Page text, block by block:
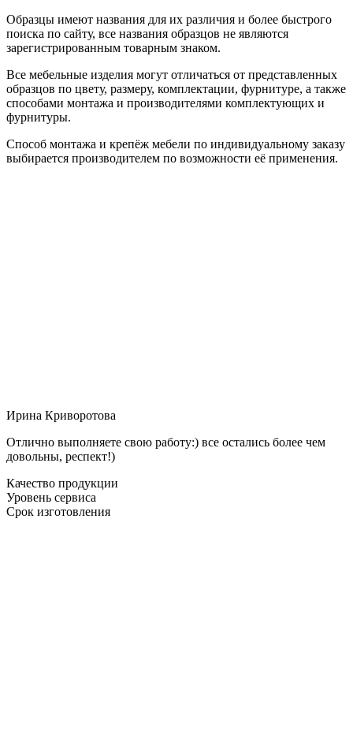
Образцы имеют названия для их различия и более быстрого
поиска по сайту, все названия образцов не являются
зарегистрированным товарным знаком.
Все мебельные изделия могут отличаться от представленных
образцов по цвету, размеру, комплектации, фурнитуре, а также
способами монтажа и производителями комплектующих и
фурнитуры.
Способ монтажа и крепёж мебели по индивидуальному заказу
выбирается производителем по возможности её применения.
Ирина Криворотова
Отлично выполняете свою работу:) все остались более чем
довольны, респект!)
Качество продукции
Уровень сервиса
Срок изготовления